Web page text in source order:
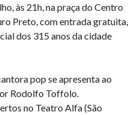
às 21h, na praça do Centro
Preto, com entrada gratuita,
dos 315 anos da cidade
pop se apresenta ao
Rodolfo Toffolo.
no Teatro Alfa (São